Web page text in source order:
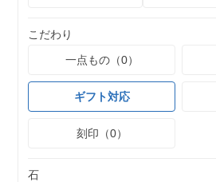
こだわり
一点もの（0）
ギフト対応
刻印（0）
石